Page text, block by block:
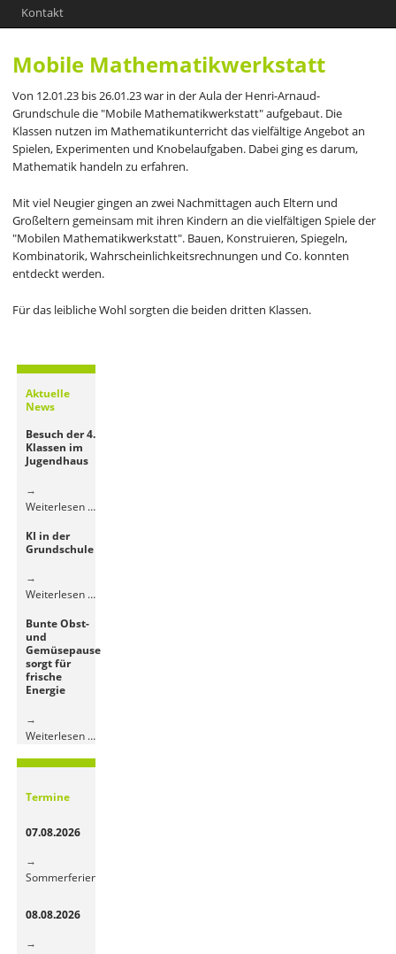
Kontakt
Mobile Mathematikwerkstatt
Von 12.01.23 bis 26.01.23 war in der Aula der Henri-Arnaud-
Grundschule die "Mobile Mathematikwerkstatt" aufgebaut. Die
Klassen nutzen im Mathematikunterricht das vielfältige Angebot an
Spielen, Experimenten und Knobelaufgaben. Dabei ging es darum,
Mathematik handeln zu erfahren.
Mit viel Neugier gingen an zwei Nachmittagen auch Eltern und
Großeltern gemeinsam mit ihren Kindern an die vielfältigen Spiele der
"Mobilen Mathematikwerkstatt". Bauen, Konstruieren, Spiegeln,
Kombinatorik, Wahrscheinlichkeitsrechnungen und Co. konnten
entdeckt werden.
Für das leibliche Wohl sorgten die beiden dritten Klassen.
Aktuelle
News
Besuch der 4.
Klassen im
Jugendhaus
Weiterlesen …Besuch
KI in der
Grundschule
Weiterlesen …KI
Bunte Obst-
und
Gemüsepause
sorgt für
frische
Energie
Weiterlesen …Bunte
und
Termine
07.08.2026
Sommerferien
08.08.2026